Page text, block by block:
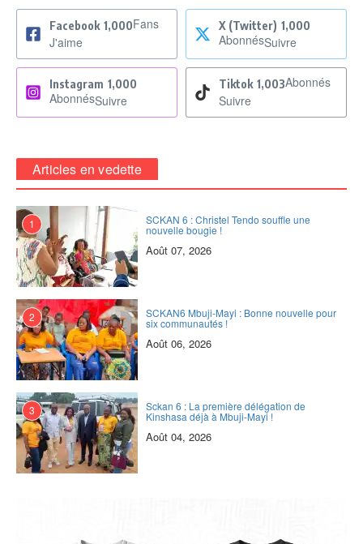
Facebook 1,000Fans
J'aime
X (Twitter) 1,000
AbonnésSuivre
Instagram 1,000
AbonnésSuivre
Tiktok 1,003Abonnés
Suivre
Articles en vedette
1 SCKAN 6 : Christel Tendo souffle une
nouvelle bougie !
Août 07, 2026
2 SCKAN6 Mbuji-Mayi : Bonne nouvelle pour
six communautés !
Août 06, 2026
3 Sckan 6 : ‎La première délégation de
Kinshasa déjà à Mbuji-Mayi !
Août 04, 2026